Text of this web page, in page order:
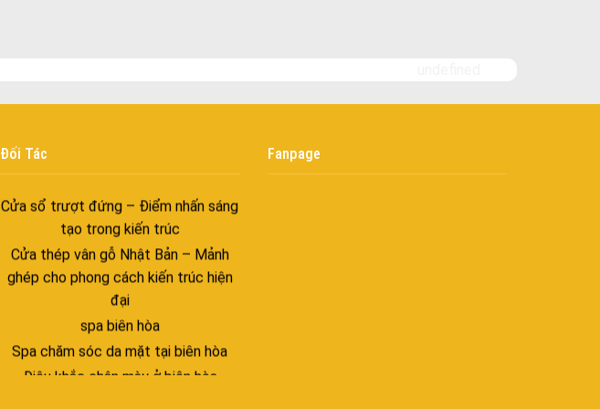
Đối Tác
Cửa nhôm trượt view lớn – Nâng tầm
tạo trong kiến trúc
Cửa thép vân gỗ Nhật Bản – Mảnh
ghép cho phong cách kiến trúc hiện
đại
spa biên hòa
Spa chăm sóc da mặt tại biên hòa
Điêu khắc chân mày ở biên hòa
Fanpage